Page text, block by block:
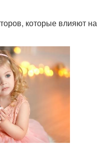
которые влияют на